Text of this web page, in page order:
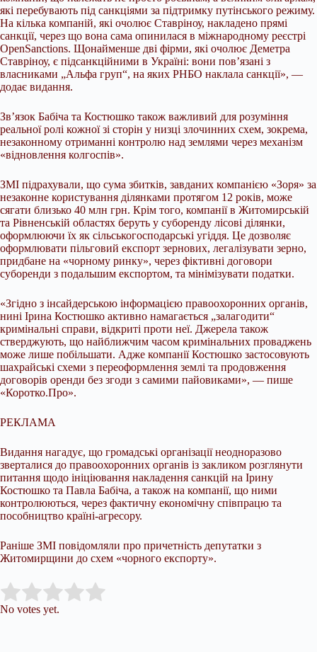
які перебувають під санкціями за підтримку путінського режиму.
На кілька компаній, які очолює Ставріноу, накладено прямі
санкції, через що вона сама опинилася в міжнародному реєстрі
OpenSanctions. Щонайменше дві фірми, які очолює Деметра
Ставріноу, є підсанкційними в Україні: вони пов’язані з
власниками „Альфа груп“, на яких РНБО наклала санкції», —
додає видання.
Зв’язок Бабіча та Костюшко також важливий для розуміння
реальної ролі кожної зі сторін у низці злочинних схем, зокрема,
незаконному отриманні контролю над землями через механізм
«відновлення колгоспів».
ЗМІ підрахували, що сума збитків, завданих компанією «Зоря» за
незаконне користування ділянками протягом 12 років, може
сягати близько 40 млн грн. Крім того, компанії в Житомирській
та Рівненській областях беруть у суборенду лісові ділянки,
оформлюючи їх як сільськогосподарські угіддя. Це дозволяє
оформлювати пільговий експорт зернових, легалізувати зерно,
придбане на «чорному ринку», через фіктивні договори
суборенди з подальшим експортом, та мінімізувати податки.
«Згідно з інсайдерською інформацією правоохоронних органів,
нині Ірина Костюшко активно намагається „залагодити“
кримінальні справи, відкриті проти неї. Джерела також
стверджують, що найближчим часом кримінальних проваджень
може лише побільшати. Адже компанії Костюшко застосовують
шахрайські схеми з переоформлення землі та продовження
договорів оренди без згоди з самими пайовиками», — пише
«Коротко.Про».
РЕКЛАМА
Видання нагадує, що громадські організації неодноразово
зверталися до правоохоронних органів із закликом розглянути
питання щодо ініціювання накладення санкцій на Ірину
Костюшко та Павла Бабіча, а також на компанії, що ними
контролюються, через фактичну економічну співпрацю та
пособництво країні-агресору.
Раніше ЗМІ повідомляли про причетність депутатки з
Житомирщини до схем «чорного експорту».
Rate this item:
No votes yet.